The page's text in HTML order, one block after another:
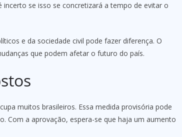
se isso se concretizará a tempo de evitar o
e da sociedade civil pode fazer diferença. O
que podem afetar o futuro do país.
muitos brasileiros. Essa medida provisória pode
Com a aprovação, espera-se que haja um aumento